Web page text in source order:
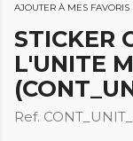
Ajouter à mes favoris
STICKER
L'UNITE
Ref.